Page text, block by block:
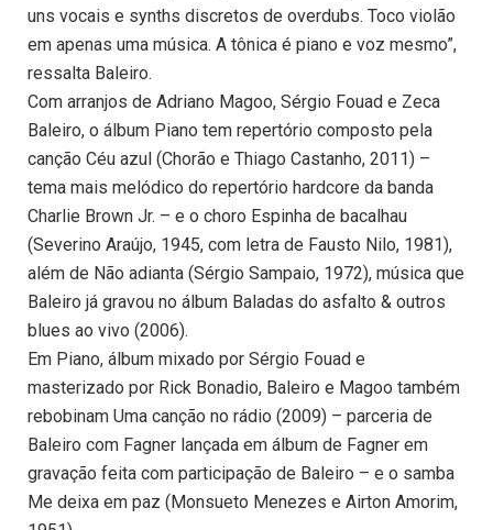
uns vocais e synths discretos de overdubs. Toco violão
em apenas uma música. A tônica é piano e voz mesmo”,
ressalta Baleiro.
Com arranjos de Adriano Magoo, Sérgio Fouad e Zeca
Baleiro, o álbum Piano tem repertório composto pela
canção Céu azul (Chorão e Thiago Castanho, 2011) –
tema mais melódico do repertório hardcore da banda
Charlie Brown Jr. – e o choro Espinha de bacalhau
(Severino Araújo, 1945, com letra de Fausto Nilo, 1981),
além de Não adianta (Sérgio Sampaio, 1972), música que
Baleiro já gravou no álbum Baladas do asfalto & outros
blues ao vivo (2006).
Em Piano, álbum mixado por Sérgio Fouad e
masterizado por Rick Bonadio, Baleiro e Magoo também
rebobinam Uma canção no rádio (2009) – parceria de
Baleiro com Fagner lançada em álbum de Fagner em
gravação feita com participação de Baleiro – e o samba
Me deixa em paz (Monsueto Menezes e Airton Amorim,